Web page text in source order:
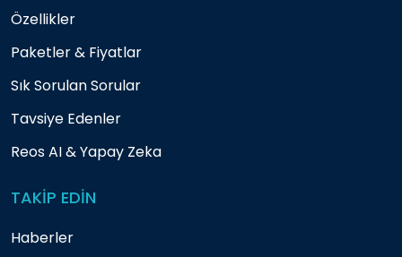
Özellikler
Paketler & Fiyatlar
Sık Sorulan Sorular
Tavsiye Edenler
Reos AI & Yapay Zeka
TAKİP EDİN
Haberler